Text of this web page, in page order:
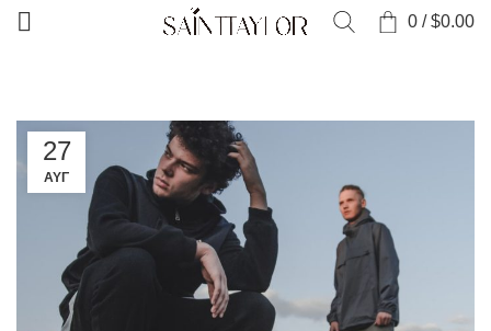
0 / $0.00
27
ΑΥΓ